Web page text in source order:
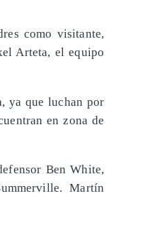
como visitante,
Arteta, el equipo
ya que luchan por
en zona de
Ben White,
Martín